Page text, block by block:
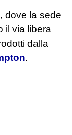
dove la sede
il via libera
dalla
.